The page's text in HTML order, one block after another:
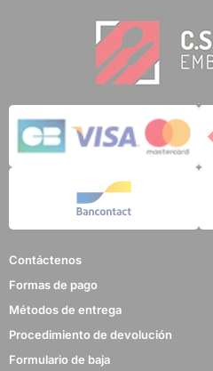
Contáctenos
Formas de pago
Métodos de entrega
Procedimiento de devolución
Formulario de baja